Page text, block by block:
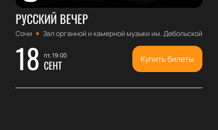
РУССКИЙ ВЕЧЕР
Сочи Зал органной и камерной музыки им. Дебольской
18 пт, 19:00
СЕНТ Купить билеты